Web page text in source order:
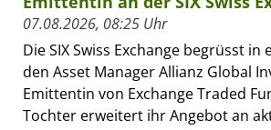
07.08.2026, 08:25 Uhr
Die SIX Swiss Exchange begrüsst
den Asset Manager Allianz Global
Emittentin von Exchange Traded
Tochter erweitert ihr Angebot an